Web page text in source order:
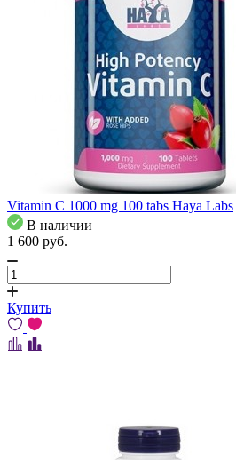
Vitamin C 1000 mg 100 tabs Haya Labs
В наличии
1 600 pуб.
Купить